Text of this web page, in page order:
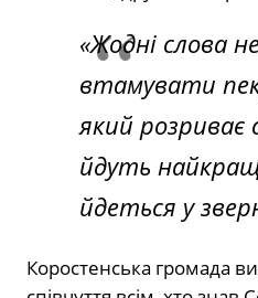
«Жодні слова
втамувати
який розриває
йдуть
йдеться у
Коростенська громада